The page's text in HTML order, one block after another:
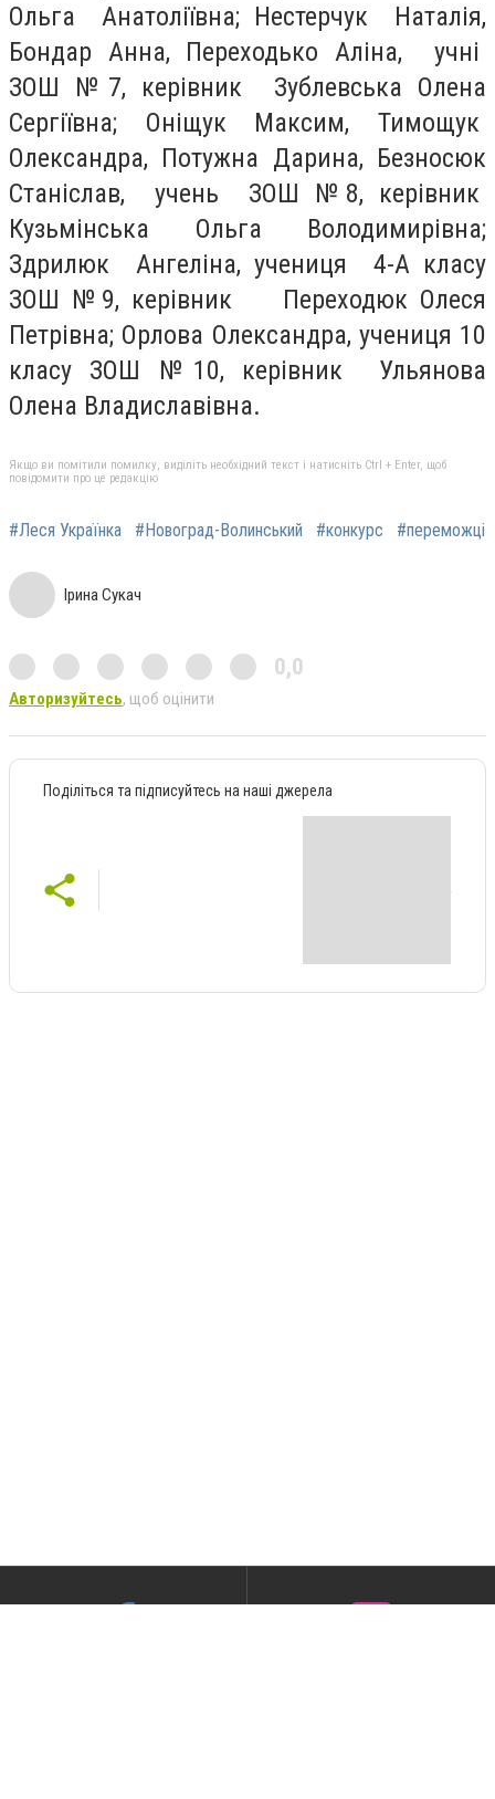
Ольга Анатоліївна; Нестерчук Наталія,
Бондар Анна, Переходько Аліна, учні
ЗОШ №7, керівник Зублевська Олена
Сергіївна; Оніщук Максим, Тимощук
Олександра, Потужна Дарина, Безносюк
Станіслав, учень ЗОШ №8, керівник
Кузьмінська Ольга Володимирівна;
Здрилюк Ангеліна, учениця 4-А класу
ЗОШ №9, керівник Переходюк Олеся
Петрівна; Орлова Олександра, учениця 10
класу ЗОШ №10, керівник Ульянова
Олена Владиславівна.
Якщо ви помітили помилку, виділіть необхідний текст і натисніть Ctrl + Enter, щоб
повідомити про це редакцію
#Леся Українка #Новоград-Волинський #конкурс #переможці
Ірина Сукач
0,0
Авторизуйтесь, щоб оцінити
Поділіться та підписуйтесь на наші джерела